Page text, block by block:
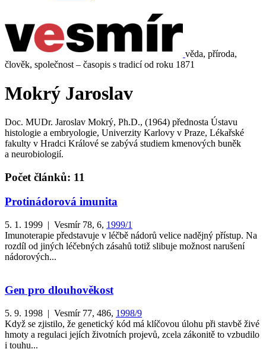
věda, příroda,
člověk, společnost – časopis s tradicí od roku 1871
Mokrý Jaroslav
Doc. MUDr. Jaroslav Mokrý, Ph.D., (1964) přednosta Ústavu
histologie a embryologie, Univerzity Karlovy v Praze, Lékařské
fakulty v Hradci Králové se zabývá studiem kmenových buněk
a neurobiologií.
Počet článků: 11
Protinádorová imunita
5. 1. 1999 | Vesmír 78, 6, 1999/1
Imunoterapie představuje v léčbě nádorů velice nadějný přístup. Na
rozdíl od jiných léčebných zásahů totiž slibuje možnost narušení
nádorových...
Gen pro dlouhověkost
5. 9. 1998 | Vesmír 77, 486, 1998/9
Když se zjistilo, že genetický kód má klíčovou úlohu při stavbě živé
hmoty a regulaci jejích životních projevů, zcela zákonitě to vzbudilo
i touhu...